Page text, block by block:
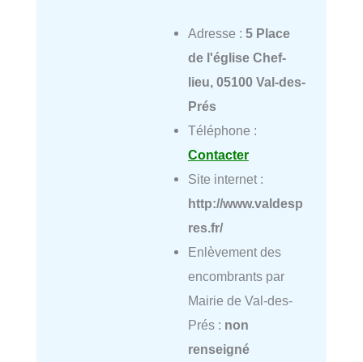
Adresse : 5 Place
de l'église Chef-
lieu, 05100 Val-des-
Prés
Téléphone :
Contacter
Site internet :
http://www.valdesp
res.fr/
Enlèvement des
encombrants par
Mairie de Val-des-
Prés : non
renseigné